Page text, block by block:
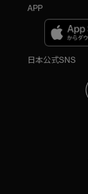
APP
日本公式SNS